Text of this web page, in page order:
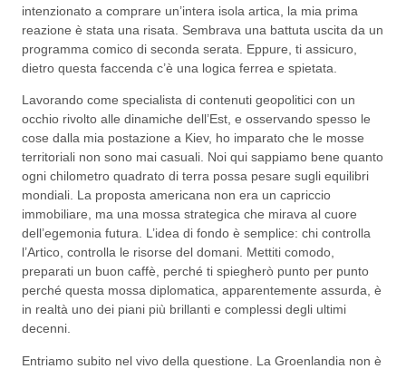
intenzionato a comprare un’intera isola artica, la mia prima
reazione è stata una risata. Sembrava una battuta uscita da un
programma comico di seconda serata. Eppure, ti assicuro,
dietro questa faccenda c’è una logica ferrea e spietata.
Lavorando come specialista di contenuti geopolitici con un
occhio rivolto alle dinamiche dell’Est, e osservando spesso le
cose dalla mia postazione a Kiev, ho imparato che le mosse
territoriali non sono mai casuali. Noi qui sappiamo bene quanto
ogni chilometro quadrato di terra possa pesare sugli equilibri
mondiali. La proposta americana non era un capriccio
immobiliare, ma una mossa strategica che mirava al cuore
dell’egemonia futura. L’idea di fondo è semplice: chi controlla
l’Artico, controlla le risorse del domani. Mettiti comodo,
preparati un buon caffè, perché ti spiegherò punto per punto
perché questa mossa diplomatica, apparentemente assurda, è
in realtà uno dei piani più brillanti e complessi degli ultimi
decenni.
Entriamo subito nel vivo della questione. La Groenlandia non è